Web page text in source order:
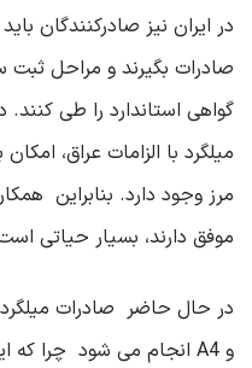
در ایران نیز صادرکنندگان
صادرات بگیرند و مراحل ثبت
گواهی استاندارد را طی
میلگرد با الزامات عراق،
مرز وجود دارد. بنابراین
موفق دارند، بسیار حیاتی
در حال حاضر صادرات میلگرد
و
انجام می ‌شود چرا که